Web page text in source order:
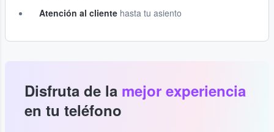
Atención al cliente hasta tu asiento
Disfruta de la mejor experiencia
en tu teléfono